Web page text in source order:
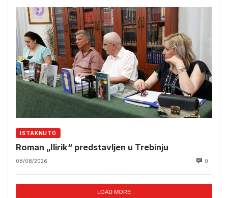
ISTAKNUTO
Roman „Ilirik“ predstavljen u Trebinju
08/08/2026 0
LOAD MORE